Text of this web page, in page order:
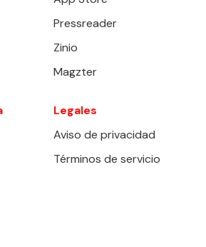
Pressreader
Zinio
Magzter
Legales
Aviso de privacidad
Términos de servicio